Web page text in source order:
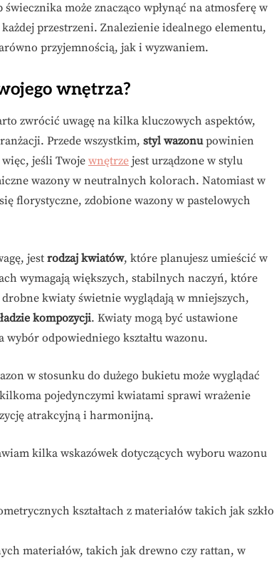
może znacząco wpłynąć na atmosferę w
przestrzeni. Znalezienie idealnego elementu,
przyjemnością, jak i wyzwaniem.
wnętrza?
zwrócić uwagę na kilka kluczowych aspektów,
Przede wszystkim, styl wazonupowinien
więc, jeśli Twojewnętrze jest urządzone w stylu
wazony w neutralnych kolorach. Natomiast w
florystyczne, zdobione wazony w pastelowych
jest rodzaj kwiatów, które planujesz umieścić w
wymagają większych, stabilnych naczyń, które
kwiaty świetnie wyglądają w mniejszych,
kompozycji. Kwiaty mogą być ustawione
odpowiedniego kształtu wazonu.
w stosunku do dużego bukietu może wyglądać
pojedynczymi kwiatami sprawi wrażenie
atrakcyjną i harmonijną.
kilka wskazówek dotyczących wyboru wazonu
kształtach z materiałów takich jak szkło
materiałów, takich jak drewno czy rattan, w